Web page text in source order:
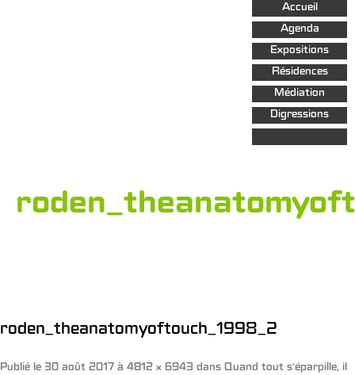
Aller au
contenu
principal
Accueil
Agenda
Expositions
Résidences
Médiation
Digressions
roden_theanatomyoftouch_1998_2
Publié le 30 août 2017 à 4812 × 6943 dans Quand tout s’éparpille, il